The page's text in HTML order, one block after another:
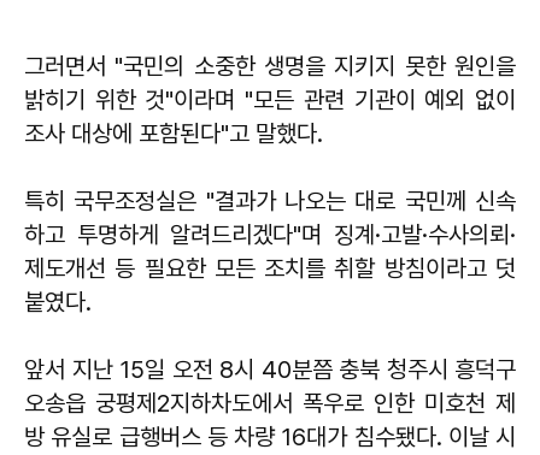
그러면서 "국민의 소중한 생명을 지키지 못한 원인을
밝히기 위한 것"이라며 "모든 관련 기관이 예외 없이
조사 대상에 포함된다"고 말했다.
특히 국무조정실은 "결과가 나오는 대로 국민께 신속
하고 투명하게 알려드리겠다"며 징계·고발·수사의뢰·
제도개선 등 필요한 모든 조치를 취할 방침이라고 덧
붙였다.
앞서 지난 15일 오전 8시 40분쯤 충북 청주시 흥덕구
오송읍 궁평제2지하차도에서 폭우로 인한 미호천 제
방 유실로 급행버스 등 차량 16대가 침수됐다. 이날 시